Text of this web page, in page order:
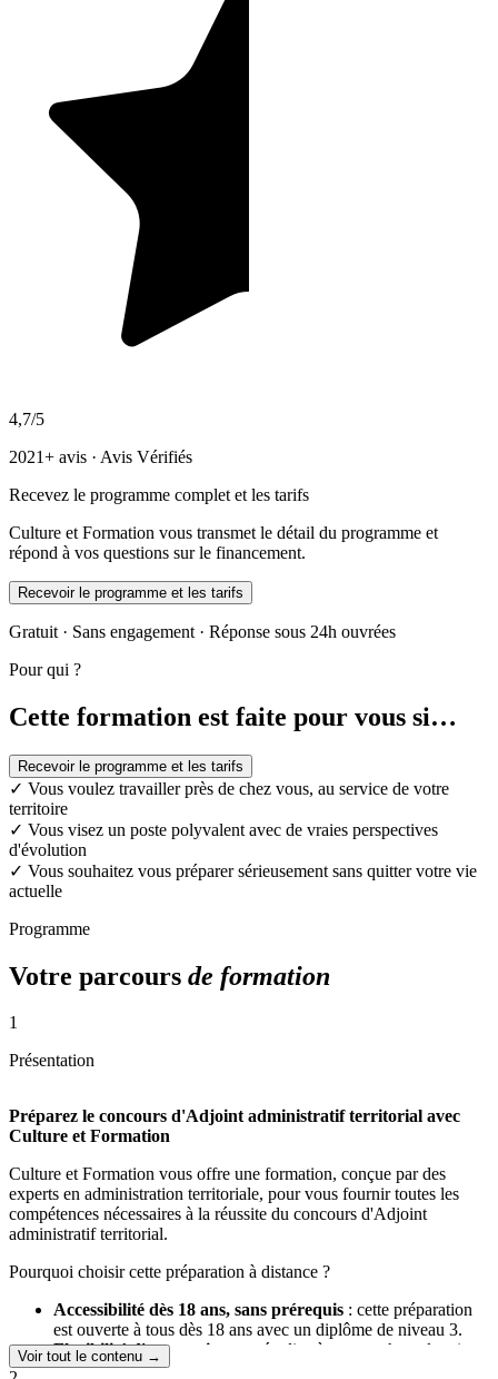
4,7/5
2021+ avis · Avis Vérifiés
Recevez le programme complet et les tarifs
Culture et Formation vous transmet le détail du programme et
répond à vos questions sur le financement.
Recevoir le programme et les tarifs
Gratuit · Sans engagement · Réponse sous 24h ouvrées
Pour qui ?
Cette formation est faite pour vous si…
Recevoir le programme et les tarifs
✓ Vous voulez travailler près de chez vous, au service de votre
territoire
✓ Vous visez un poste polyvalent avec de vraies perspectives
d'évolution
✓ Vous souhaitez vous préparer sérieusement sans quitter votre vie
actuelle
Programme
Votre parcours de formation
1
Présentation
Préparez le concours d'Adjoint administratif territorial avec
Culture et Formation
Culture et Formation vous offre une formation, conçue par des
experts en administration territoriale, pour vous fournir toutes les
compétences nécessaires à la réussite du concours d'Adjoint
administratif territorial.
Pourquoi choisir cette préparation à distance ?
Accessibilité dès 18 ans, sans prérequis : cette préparation
est ouverte à tous dès 18 ans avec un diplôme de niveau 3.
Flexibilité d'apprentissage
: étudiez à votre rythme depuis
chez vous. Cette méthode vous permet d'adapter vos études à
Voir tout le contenu →